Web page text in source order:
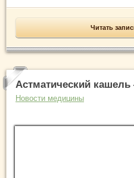
Читать
Астматический
Новости медицины